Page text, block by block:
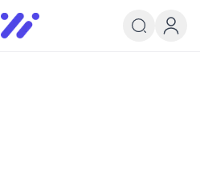
Infoedu
Ta&#039;lim xabarlari va